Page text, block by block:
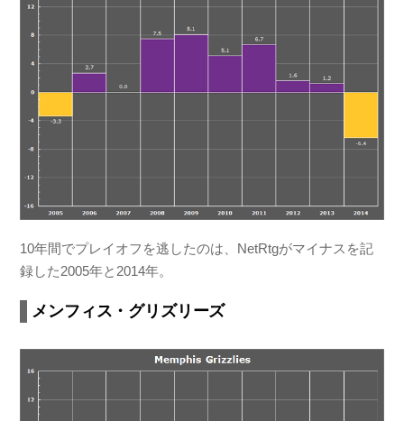
10年間でプレイオフを逃したのは、NetRtgがマイナスを記
録した2005年と2014年。
メンフィス・グリズリーズ